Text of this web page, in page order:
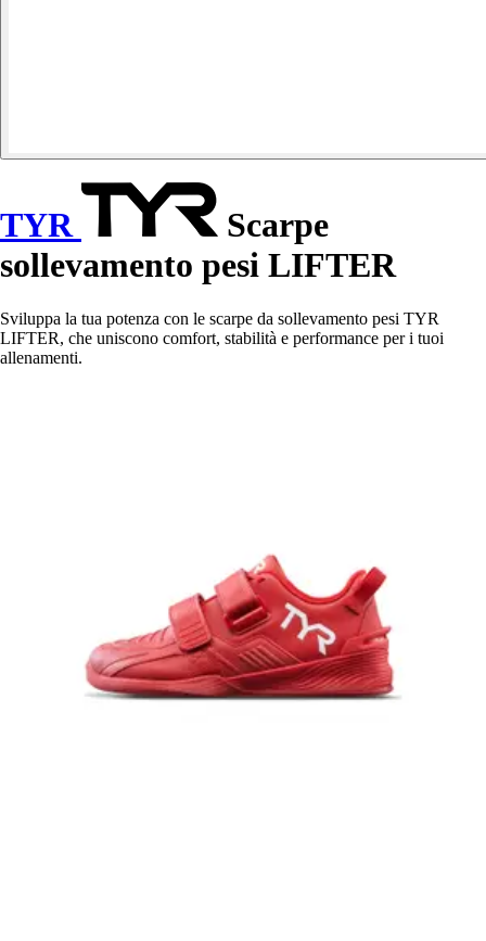
TYR
Scarpe
sollevamento pesi LIFTER
Sviluppa la tua potenza con le scarpe da sollevamento pesi TYR
LIFTER, che uniscono comfort, stabilità e performance per i tuoi
allenamenti.